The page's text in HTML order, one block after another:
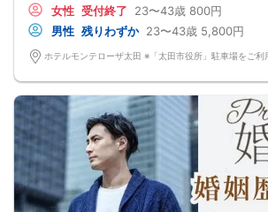
北関東を中心に毎月約80会場にて展開しているEvent-Jグル
ー・街コンを開催☆
毎回、大勢の方との真面目な出会いのコミュニティとして評
恋活、婚活、友達作り、合コン、ets…お客様それぞれの目
☆その他☆
・ご予約時は【本名をフルネーム】でご入力ください。
・料金は、当日に会場の受付時にお支払いとなります。
・パーティの流れや進行は変更される場合がございます。
・多少の年齢の前後はOKです。
・募集人数：40名（最小人数：10名）
※※お車でお越しの方へ※※
モンテローザホテル併設の駐車場は、宿泊利用者専用の為
お車でお越しの際は「太田市役所」駐車場をご利用くださ
(初回2時間100円 18:00～3時間100円/近辺で一番安いです)
女性 受付終了 23〜43歳 800円
男性 残りわずか 23〜43歳 5,800円